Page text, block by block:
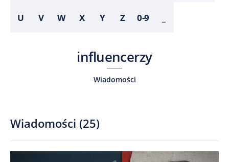
U V W X Y Z 0-9
influencerzy
Wiadomości
Wiadomości (25)